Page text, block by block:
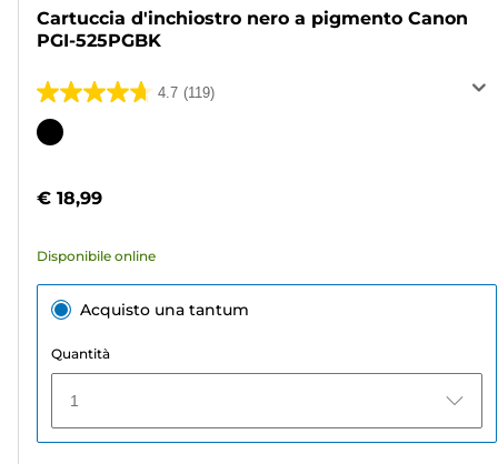
Cartuccia d'inchiostro nero a pigmento Canon
PGI-525PGBK
4.7 (119)
4.7
su
119
Cartuccia
€ 18,99
Disponibile online
Acquisto una tantum
Quantità
1